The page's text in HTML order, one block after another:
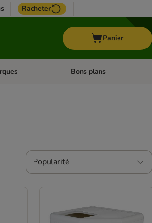
Racheter
Panier
catégories: Cheval Dérouler les catégories: Top
Bons plans
Popularité